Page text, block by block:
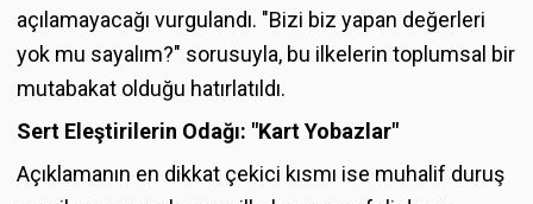
açılamayacağı vurgulandı. "Bizi biz yapan değerleri
yok mu sayalım?" sorusuyla, bu ilkelerin toplumsal bir
mutabakat olduğu hatırlatıldı.
Sert Eleştirilerin Odağı: "Kart Yobazlar"
Açıklamanın en dikkat çekici kısmı ise muhalif duruş